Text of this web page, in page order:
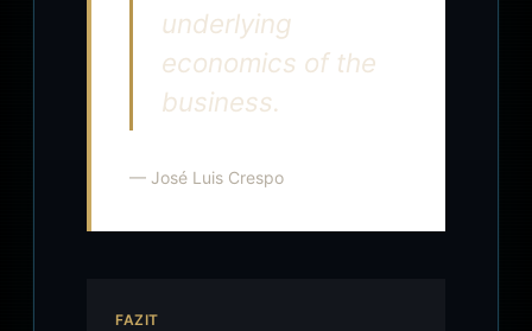
underlying
economics of the
business.
— José Luis Crespo
FAZIT